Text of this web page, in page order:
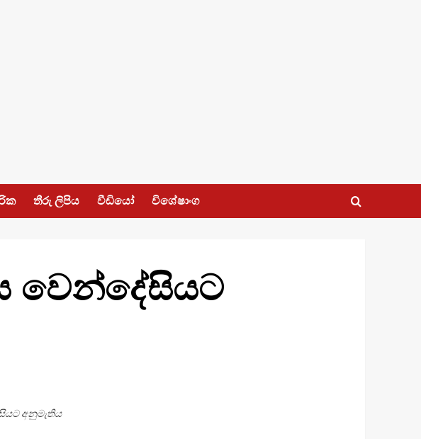
තීරු ලිපිය වීඩියෝ විශේෂාංග
වෙන්දේසියට
අනුමැතිය